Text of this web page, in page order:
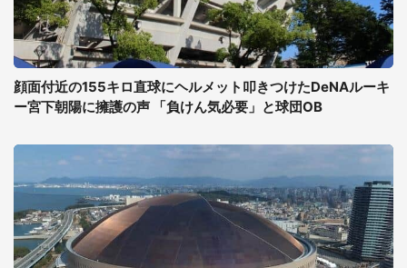
顔面付近の155キロ直球にヘルメット叩きつけたDeNAルーキ
ー宮下朝陽に擁護の声 「負けん気必要」と球団OB